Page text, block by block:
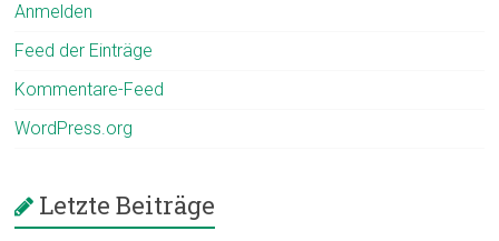
Anmelden
Feed der Einträge
Kommentare-Feed
WordPress.org
Letzte Beiträge